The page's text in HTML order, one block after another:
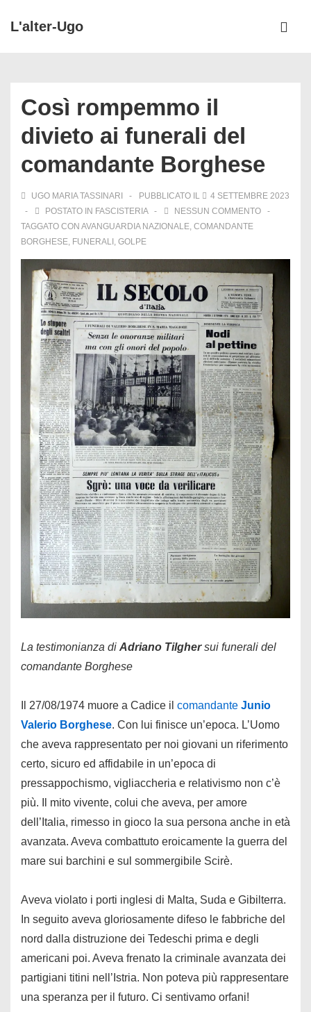
VaiL'alter-Ugo
Così rompemmo il
divieto ai funerali del
comandante Borghese
UGO MARIA TASSINARI PUBBLICATO IL
4 SETTEMBRE 2023
POSTATO IN FASCISTERIA
NESSUN COMMENTO
TAGGATO CON AVANGUARDIA NAZIONALE, COMANDANTE
BORGHESE, FUNERALI , GOLPE
La testimonianza di Adriano Tilghersui funerali del
comandante Borghese
Il 27/08/1974 muore a Cadice il comandante Junio
Valerio Borghese. Con lui finisce un’epoca. L’Uomo
che aveva rappresentato per noi giovani un riferimento
certo, sicuro ed affidabile in un’epoca di
pressappochismo, vigliaccheria e relativismo non c’è
più. Il mito vivente, colui che aveva, per amore
dell’Italia, rimesso in gioco la sua persona anche in età
avanzata. Aveva combattuto eroicamente la guerra del
mare sui barchini e sul sommergibile Scirè.
Aveva violato i porti inglesi di Malta, Suda e Gibilterra.
In seguito aveva gloriosamente difeso le fabbriche del
nord dalla distruzione dei Tedeschi prima e degli
americani poi. Aveva frenato la criminale avanzata dei
partigiani titini nell’Istria. Non poteva più rappresentare
una speranza per il futuro. Ci sentivamo orfani!